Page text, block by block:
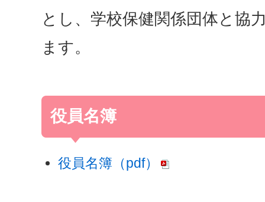
とし、学校保健関係団体と協
ます。
役員名簿
役員名簿（pdf）